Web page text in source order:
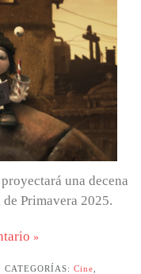
una decena
Primavera 2025.
CATEGORÍAS: Cine